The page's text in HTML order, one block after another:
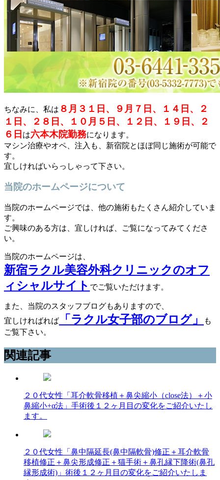
ちなみに、私は ８月３１日、９月７日、１４日、２
１日、２８日、１０月５日、１２日、１９日、２
６日 は六本木院勤務になります。
マシン治療やオペ、注入も、新宿院とほぼ同じ施術が可能で
す。
宜しければいらっしゃって下さい。
当院のホームページについて
当院のホームページでは、他の施術もたくさん紹介していま
す。
ご興味のある方は、宜しければ、ご覧になってみてくださ
い。
当院のホームページは、
新宿ラクル美容外科クリニックのオフ
ィシャルサイト でご覧いただけます。
また、当院のスタッフブログもありますので、
宜しければれば
「ラクル女子部のブログ」
も
ご覧下さい。
関連記事
２０代女性「耳介軟骨移植＋鼻尖縮小（close法）＋小
鼻縮小+α法」手術後１２ヶ月目の変化をご紹介いたし
ます。
２０代女性「鼻中隔延長(鼻中隔軟骨)修正＋耳介軟骨
移植修正＋鼻尖形成修正＋猫手術＋鼻孔縁下降術(鼻孔
縁形成術)」術後１２ヶ月目の変化をご紹介いたしま